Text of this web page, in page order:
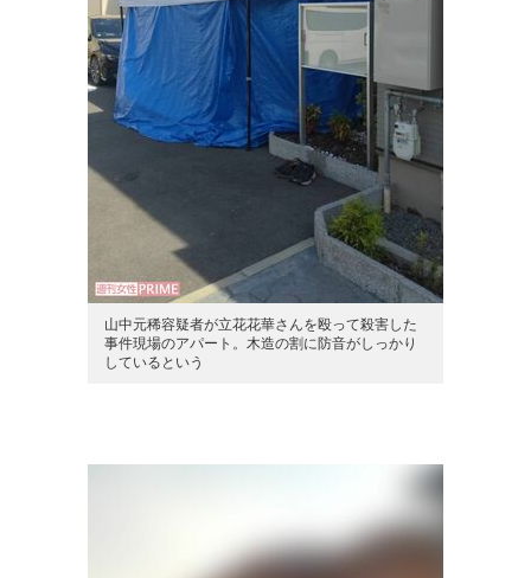
山中元稀容疑者が立花花華さんを殴って殺害した
事件現場のアパート。木造の割に防音がしっかり
しているという